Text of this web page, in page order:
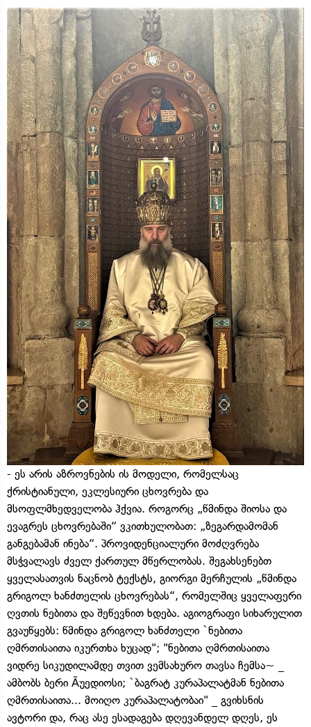
- ეს არის აზროვნების ის მოდელი, რომელსაც
ქრისტიანული, ეკლესიური ცხოვრება და
მსოფლმხედველობა ჰქვია. როგორც „წმინდა შიოსა და
ევაგრეს ცხოვრებაში“ ვკითხულობათ: „ზეგარდამომან
განგებამან ინება“. პროვიდენციალური მოძღვრება
მსჭვალავს ძველ ქართულ მწერლობას. შეგახსენებთ
ყველასათვის ნაცნობ ტექსტს, გიორგი მერჩულის „წმინდა
გრიგოლ ხანძთელის ცხოვრებას“, რომელშიც ყველაფერი
ღვთის ნებითა და შეწევნით ხდება. აგიოგრაფი სიხარულით
გვაუწყებს: წმინდა გრიგოლ ხანძთელი `ნებითა
ღმრთისაითა იკურთხა ხუცად"; "ნებითა ღმრთისაითა
ვიდრე სიკუდილამდე თვით ვემსახურო თავსა ჩემსა~ _
ამბობს ბერი Ãუედიოსი; `ბაგრატ კურაპალატმან ნებითა
ღმრთისაითა... მოიღო კურაპალატობაი" _ გვიხსნის
ავტორი და, რაც ასე ესადაგება დღევანდელ დღეს, ეს